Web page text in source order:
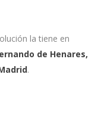
la tiene en
de Henares,
.